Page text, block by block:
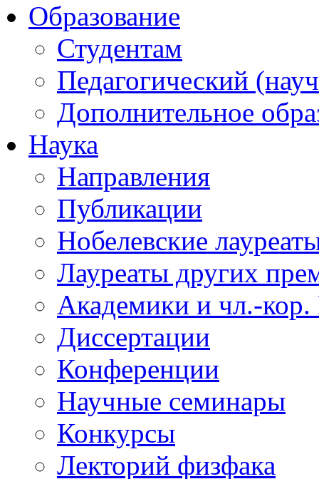
Образование
Студентам
Педагогический
Дополнительное
Наука
Направления
Публикации
Нобелевские
Лауреаты других
Академики и чл.-
Диссертации
Конференции
Научные семинары
Конкурсы
Лекторий физфака